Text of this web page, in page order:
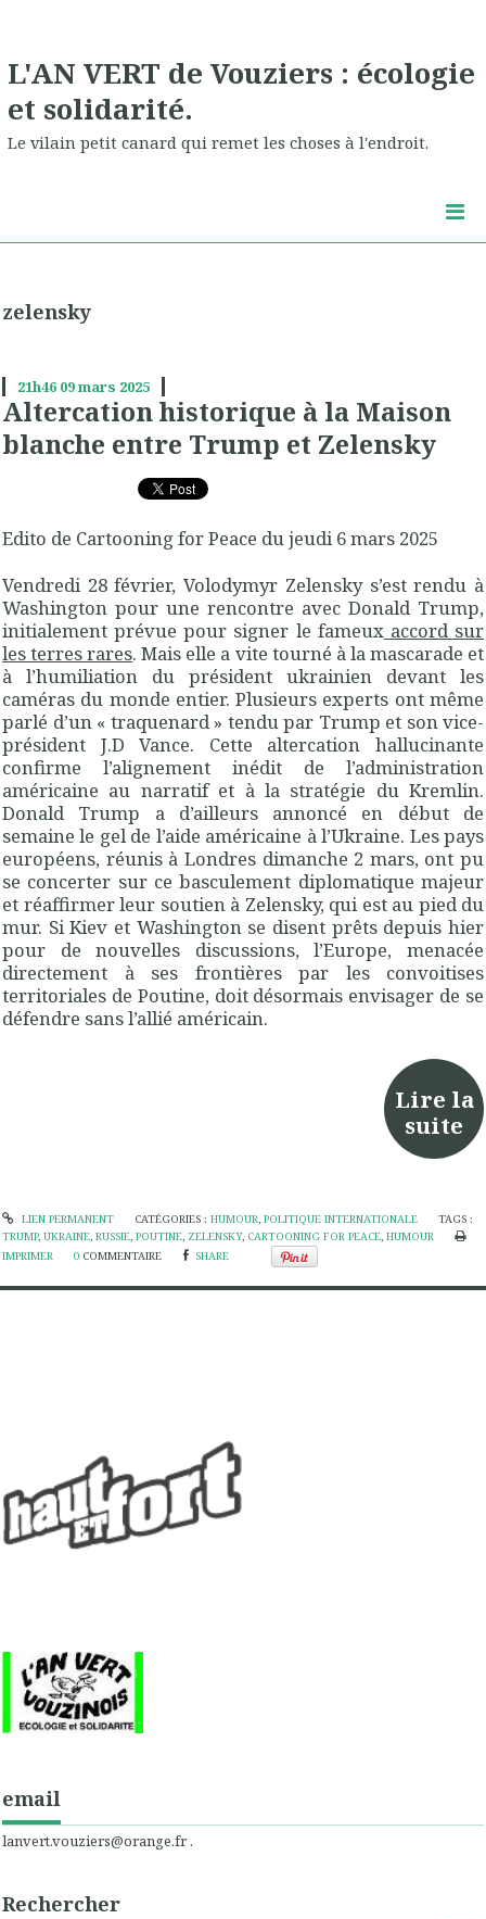
L'AN VERT de Vouziers : écologie
et solidarité.
Le vilain petit canard qui remet les choses à l'endroit.
zelensky
21h46 09mars 2025
Altercation historique à la Maison
blanche entre Trump et Zelensky
Edito de Cartooning for Peace du jeudi 6 mars 2025
Vendredi 28 février, Volodymyr Zelensky s’est rendu à
Washington pour une rencontre avec Donald Trump,
initialement prévue pour signer le fameuxaccord sur
les terres rares. Mais elle a vite tourné à la mascarade et
à l’humiliation du président ukrainien devant les
caméras du monde entier. Plusieurs experts ont même
parlé d’un « traquenard » tendu par Trump et son vice-
président J.D Vance. Cette altercation hallucinante
confirme l’alignement inédit de l’administration
américaine au narratif et à la stratégie du Kremlin.
Donald Trump a d’ailleurs annoncé en début de
semaine le gel de l’aide américaine à l’Ukraine. Les pays
européens, réunis à Londres dimanche 2 mars, ont pu
se concerter sur ce basculement diplomatique majeur
et réaffirmer leur soutien à Zelensky, qui est au pied du
mur. Si Kiev et Washington se disent prêts depuis hier
pour de nouvelles discussions, l’Europe, menacée
directement à ses frontières par les convoitises
territoriales de Poutine, doit désormais envisager de se
défendre sans l’allié américain.
Lire la
suite
LIEN PERMANENT CATÉGORIES : HUMOUR, POLITIQUE INTERNATIONALE
TAGS :
TRUMP, UKRAINE, RUSSIE, POUTINE, ZELENSKY, CARTOONING FOR PEACE, HUMOUR
IMPRIMER
0 COMMENTAIRE SHARE
email
lanvert.vouziers@orange.fr .
Rechercher